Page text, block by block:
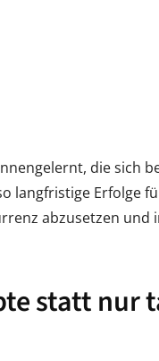
die sich
langfristige Erfolge
abzusetzen und
statt nur